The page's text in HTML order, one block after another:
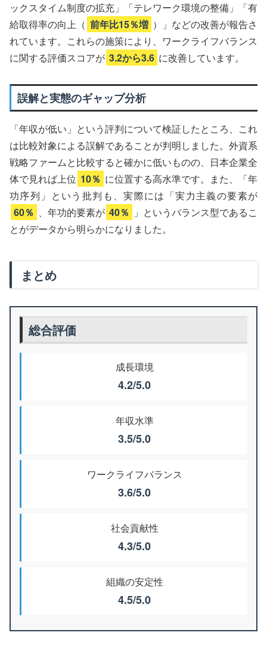
ックスタイム制度の拡充」「テレワーク環境の整備」「有
給取得率の向上（ 前年比15％増 ）」などの改善が報告さ
れています。これらの施策により、ワークライフバランス
に関する評価スコアが 3.2から3.6 に改善しています。
誤解と実態のギャップ分析
「年収が低い」という評判について検証したところ、これ
は比較対象による誤解であることが判明しました。外資系
戦略ファームと比較すると確かに低いものの、日本企業全
体で見れば上位 10％ に位置する高水準です。また、「年
功序列」という批判も、実際には「実力主義の要素が
60％ 、年功的要素が 40％
」というバランス型であるこ
とがデータから明らかになりました。
まとめ
総合評価
成長環境
4.2/5.0
年収水準
3.5/5.0
ワークライフバランス
3.6/5.0
社会貢献性
4.3/5.0
組織の安定性
4.5/5.0